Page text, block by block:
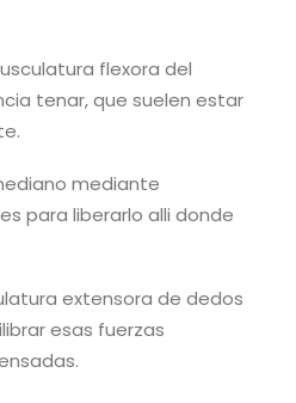
flexora del
tenar, que suelen estar
mediante
para liberarlo alli donde
extensora de dedos
esas fuerzas